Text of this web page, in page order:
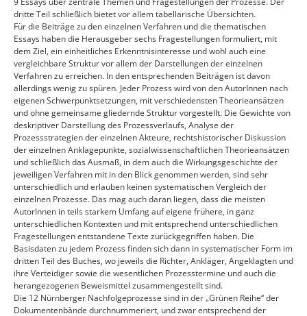
dritte Teil schließlich bietet vor allem tabellarische Übersichten.
Für die Beiträge zu den einzelnen Verfahren und die thematischen
Essays haben die Herausgeber sechs Fragestellungen formuliert, mit
dem Ziel, ein einheitliches Erkenntnisinteresse und wohl auch eine
vergleichbare Struktur vor allem der Darstellungen der einzelnen
Verfahren zu erreichen. In den entsprechenden Beiträgen ist davon
allerdings wenig zu spüren. Jeder Prozess wird von den AutorInnen nach
eigenen Schwerpunktsetzungen, mit verschiedensten Theorieansätzen
und ohne gemeinsame gliedernde Struktur vorgestellt. Die Gewichte von
deskriptiver Darstellung des Prozessverlaufs, Analyse der
Prozessstrategien der einzelnen Akteure, rechtshistorischer Diskussion
der einzelnen Anklagepunkte, sozialwissenschaftlichen Theorieansätzen
und schließlich das Ausmaß, in dem auch die Wirkungsgeschichte der
jeweiligen Verfahren mit in den Blick genommen werden, sind sehr
unterschiedlich und erlauben keinen systematischen Vergleich der
einzelnen Prozesse. Das mag auch daran liegen, dass die meisten
AutorInnen in teils starkem Umfang auf eigene frühere, in ganz
unterschiedlichen Kontexten und mit entsprechend unterschiedlichen
Fragestellungen entstandene Texte zurückgegriffen haben. Die
Basisdaten zu jedem Prozess finden sich dann in systematischer Form im
dritten Teil des Buches, wo jeweils die Richter, Ankläger, Angeklagten und
ihre Verteidiger sowie die wesentlichen Prozesstermine und auch die
herangezogenen Beweismittel zusammengestellt sind.
Die 12 Nürnberger Nachfolgeprozesse sind in der „Grünen Reihe“ der
Dokumentenbände durchnummeriert, und zwar entsprechend der